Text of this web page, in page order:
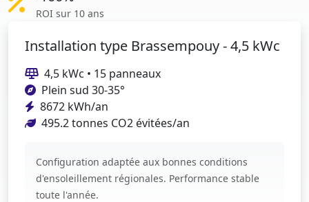
ROI sur 10 ans
Installation type Brassempouy - 4,5 kWc
4,5 kWc • 15 panneaux
Plein sud 30-35°
8672 kWh/an
495.2 tonnes CO2 évitées/an
Configuration adaptée aux bonnes conditions
d'ensoleillement régionales. Performance stable
toute l'année.